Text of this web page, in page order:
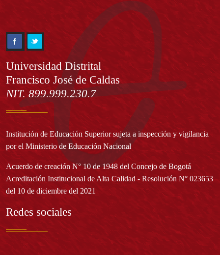
Información
Universidad Distrital
Francisco José de Caldas
NIT. 899.999.230.7
Institución de Educación Superior sujeta a inspección y vigilancia
por el Ministerio de Educación Nacional
Acuerdo de creación N° 10 de 1948 del Concejo de Bogotá
Acreditación Institucional de Alta Calidad - Resolución N° 023653
del 10 de diciembre del 2021
Redes sociales